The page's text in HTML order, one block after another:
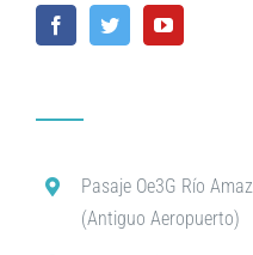
Pasaje Oe3G Río
(Antiguo Aeropuerto)